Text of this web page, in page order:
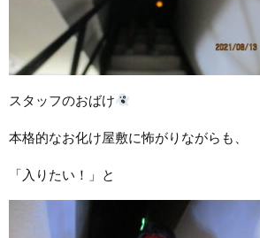
スタッフのおばけ
本格的なお化け屋敷に怖がりながらも、
「入りたい！」と